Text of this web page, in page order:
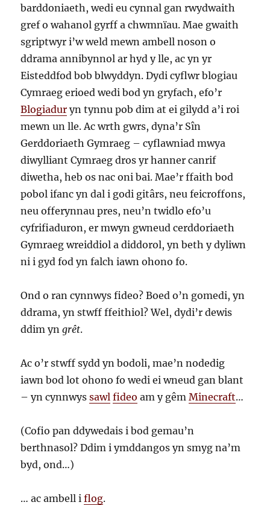
barddoniaeth, wedi eu cynnal gan rwydwaith
gref o wahanol gyrff a chwmnïau. Mae gwaith
sgriptwyr i’w weld mewn ambell noson o
ddrama annibynnol ar hyd y lle, ac yn yr
Eisteddfod bob blwyddyn. Dydi cyflwr blogiau
Cymraeg erioed wedi bod yn gryfach, efo’r
Blogiadur yn tynnu pob dim at ei gilydd a’i roi
mewn un lle. Ac wrth gwrs, dyna’r Sîn
Gerddoriaeth Gymraeg – cyflawniad mwya
diwylliant Cymraeg dros yr hanner canrif
diwetha, heb os nac oni bai. Mae’r ffaith bod
pobol ifanc yn dal i godi gitârs, neu feicroffons,
neu offerynnau pres, neu’n twidlo efo’u
cyfrifiaduron, er mwyn gwneud cerddoriaeth
Gymraeg wreiddiol a diddorol, yn beth y dyliwn
ni i gyd fod yn falch iawn ohono fo.
Ond o ran cynnwys fideo? Boed o’n gomedi, yn
ddrama, yn stwff ffeithiol? Wel, dydi’r dewis
ddim yngrêt.
Ac o’r stwff sydd yn bodoli, mae’n nodedig
iawn bod lot ohono fo wedi ei wneud gan blant
– yn cynnwyssawl fideo am y gêmMinecraft…
(Cofio pan ddywedais i bod gemau’n
berthnasol? Ddim i ymddangos yn smyg na’m
byd, ond…)
… ac ambell iflog.